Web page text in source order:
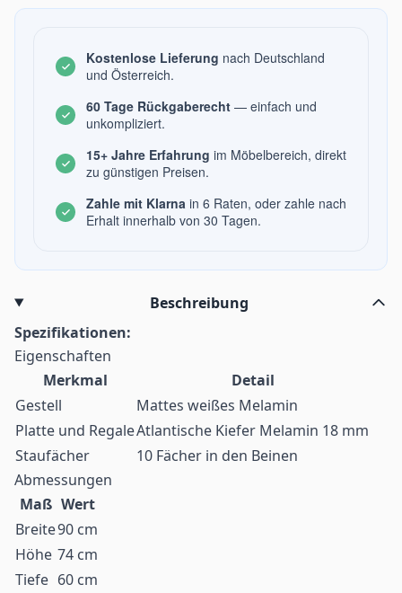
Kostenlose Lieferung nach Deutschland
und Österreich.
60 Tage Rückgaberecht — einfach und
unkompliziert.
15+ Jahre Erfahrung im Möbelbereich, direkt
zu günstigen Preisen.
Zahle mit Klarna in 6 Raten, oder zahle nach
Erhalt innerhalb von 30 Tagen.
Beschreibung
Spezifikationen:
Eigenschaften
Merkmal
Detail
Gestell
Mattes weißes Melamin
Platte und RegaleAtlantische Kiefer Melamin 18 mm
Staufächer
10 Fächer in den Beinen
Abmessungen
Maß Wert
Breite90 cm
Höhe 74 cm
Tiefe 60 cm